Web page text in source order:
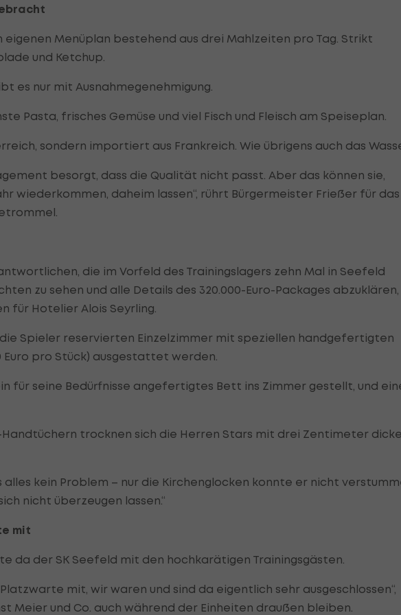
Menüplan bestehend aus drei Mahlzeiten pro Tag. Strikt
und Ketchup.
es nur mit Ausnahmegenehmigung.
Pasta, frisches Gemüse und viel Fisch und Fleisch am Speiseplan.
sondern importiert aus Frankreich. Wie übrigens auch das
besorgt, dass die Qualität nicht passt. Aber das können sie,
wiederkommen, daheim lassen“, rührt Bürgermeister Frießer für das
die im Vorfeld des Trainingslagers zehn Mal in Seefeld
zu sehen und alle Details des 320.000-Euro-Packages abzuklären,
für Hotelier Alois Seyrling.
Spieler reservierten Einzelzimmer mit speziellen handgefertigten
Euro pro Stück) ausgestattet werden.
für seine Bedürfnisse angefertigtes Bett ins Zimmer gestellt, und
trocknen sich die Herren Stars mit drei Zentimeter
alles kein Problem – nur die Kirchenglocken konnte er nicht
nicht überzeugen lassen.“
mit
da der SK Seefeld mit den hochkarätigen Trainingsgästen.
mit, wir waren und sind da eigentlich sehr ausgeschlossen“,
Meier und Co. auch während der Einheiten draußen bleiben.